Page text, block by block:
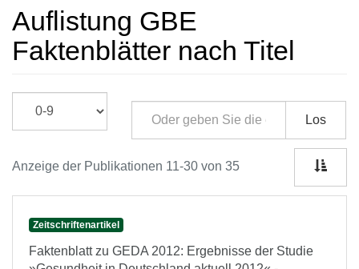
Auflistung GBE
Faktenblätter nach Titel
Los
Anzeige der Publikationen 11-30 von 35
Zeitschriftenartikel
Faktenblatt zu GEDA 2012: Ergebnisse der Studie